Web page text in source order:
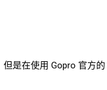
但是在使用 Gopro 官方的